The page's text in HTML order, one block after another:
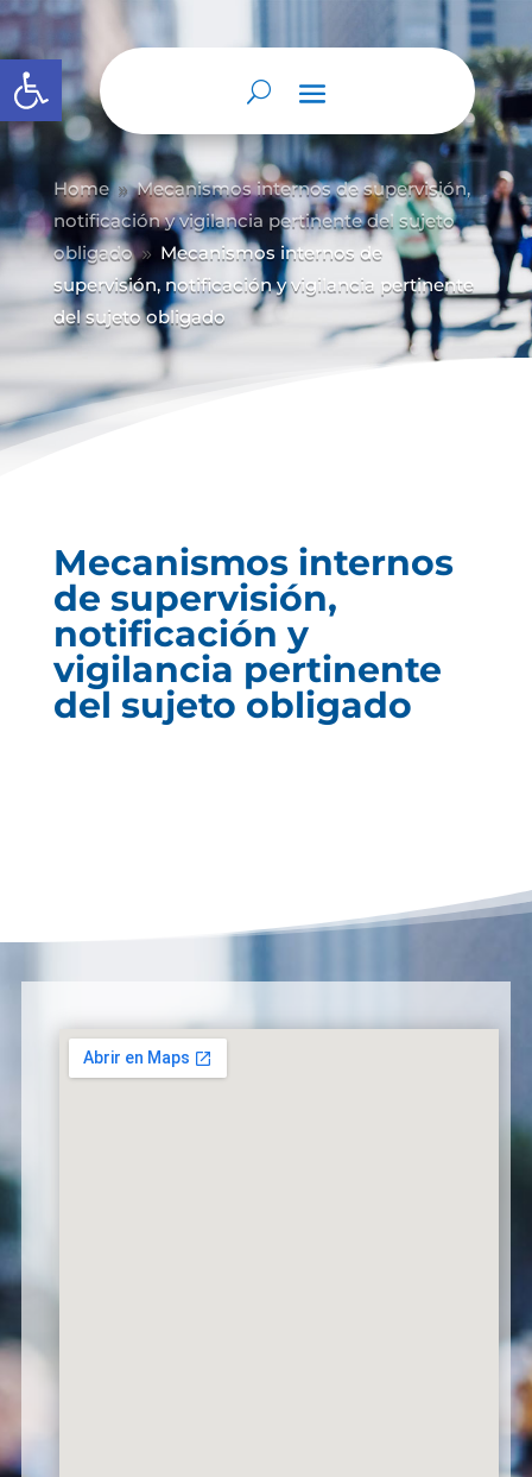
Abrir barra de herramientas
Home 9 Mecanismos internos de supervisión,
notificación y vigilancia pertinente del sujeto
obligado 9 Mecanismos internos de
supervisión, notificación y vigilancia pertinente
del sujeto obligado
Mecanismos internos
de supervisión,
notificación y
vigilancia pertinente
del sujeto obligado